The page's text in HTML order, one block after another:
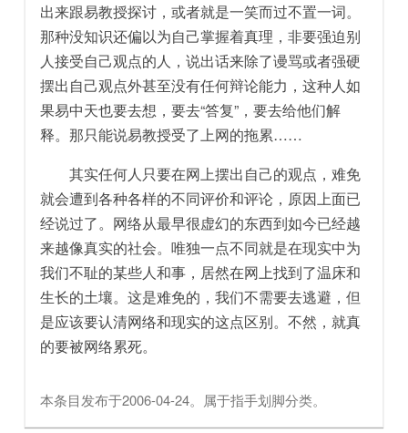
出来跟易教授探讨，或者就是一笑而过不置一词。
那种没知识还偏以为自己掌握着真理，非要强迫别
人接受自己观点的人，说出话来除了谩骂或者强硬
摆出自己观点外甚至没有任何辩论能力，这种人如
果易中天也要去想，要去“答复”，要去给他们解
释。那只能说易教授受了上网的拖累……
其实任何人只要在网上摆出自己的观点，难免
就会遭到各种各样的不同评价和评论，原因上面已
经说过了。网络从最早很虚幻的东西到如今已经越
来越像真实的社会。唯独一点不同就是在现实中为
我们不耻的某些人和事，居然在网上找到了温床和
生长的土壤。这是难免的，我们不需要去逃避，但
是应该要认清网络和现实的这点区别。不然，就真
的要被网络累死。
本条目发布于2006-04-24。属于指手划脚分类。